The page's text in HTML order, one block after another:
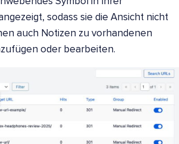
sodass sie die Ansicht nicht
auch Notizen zu vorhandenen
oder bearbeiten.